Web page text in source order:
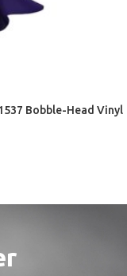
Bobble-Head Vinyl